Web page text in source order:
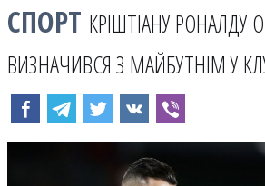
СПОРТ КРІШТІАНУ РОНАЛДУ
ВИЗНАЧИВСЯ З МАЙБУТНІМ У